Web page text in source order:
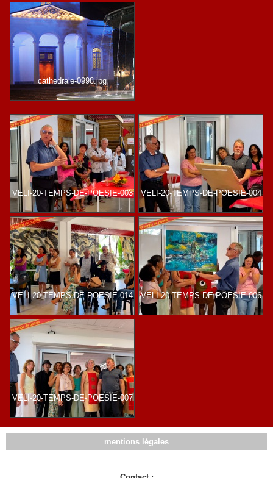
cathedrale-0998.jpg
VELI-20-TEMPS-DE-POESIE-003 VELI-20-TEMPS-DE-POESIE-004
VELI-20-TEMPS-DE-POESIE-014 VELI-20-TEMPS-DE-POESIE-006
VELI-20-TEMPS-DE-POESIE-007
mentions légales